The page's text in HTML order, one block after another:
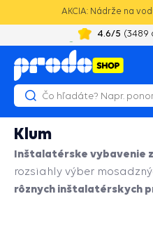
AKCIA: Nádrže na
20 rokov
Klum
Inštalatérske vybavenie
rozsiahly výber
rôznych inštalatérskych